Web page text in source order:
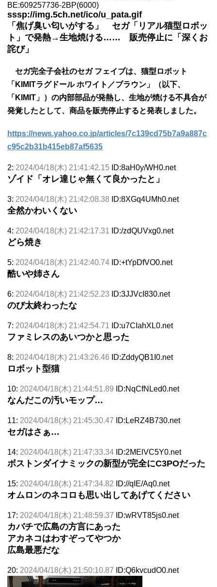
BE:609257736-2BP(6000)
sssp://img.5ch.net/ico/u_pata.gif
「焦げ臭い匂いがする」 セガ「リアル猫型ロボッ
ト」で発熱→生地焼ける…… 販売停止に「深くお
詫び」
セガ完全子会社のセガ フェイブは、猫型ロボット
「KIMITラグドール ホワイト／ブラウン」（以下、
「KIMIT」）の内部部品が発熱し、生地が焼ける不具合が
発覚したとして、商品を販売停止すると発表しました。
https://news.yahoo.co.jp/articles/7c139cd75b7a9a887c
c95c2b31b415eb87af5635
2: 2024/04/18(木) 21:41:42.15 ID:8aH0y/WH0.net
ゾイド「オレ達じゃ無くて良かったと」
3: 2024/04/18(木) 21:42:08.38 ID:8XGq4UMh0.net
全然かわいくない
4: 2024/04/18(木) 21:42:17.31 ID:/zdQUVxg0.net
どら焼き
5: 2024/04/18(木) 21:42:40.74 ID:+tYpDfVO0.net
酷いや姉さん
6: 2024/04/18(木) 21:42:52.23 ID:3JJVcI830.net
のび太終わったな
7: 2024/04/18(木) 21:42:54.71 ID:u7CIahXL0.net
ファミレスのあいつかと思った
8: 2024/04/18(木) 21:43:26.46 ID:ZddyQB1I0.net
ロボット型猫
10: 2024/04/18(木) 21:44:51.89 ID:NqCfNLed0.net
なんだこの汚いモップ…
11: 2024/04/18(木) 21:45:30.47 ID:LeRZ4B730.net
セガはさぁ…
14: 2024/04/18(木) 21:47:33.34 ID:2MElVC5Y0.net
ボストンダイナミックの新型が完全にC3POだった
15: 2024/04/18(木) 21:47:34.82 ID://qIE/Aq0.net
オムロンのネコロも思い出してあげてください
17: 2024/04/18(木) 21:48:59.37 ID:wRVT85js0.net
カバチで広島の方言にあった
アカネコはわすぞってやつか
広島最悪だな
20: 2024/04/18(木) 21:50:10.87 ID:Q6kvcudO0.net